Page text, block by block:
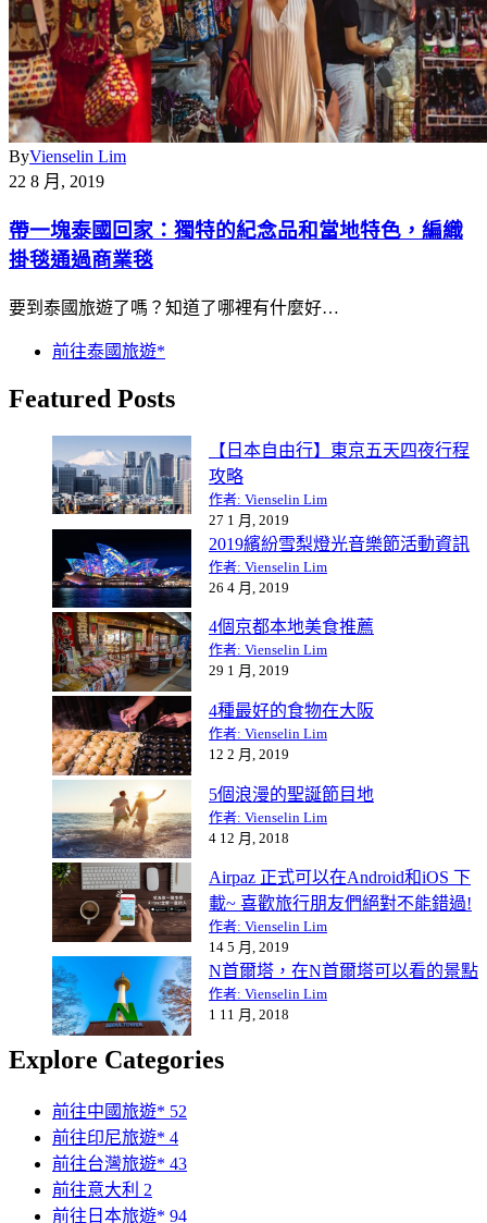
ByVienselin Lim
22 8 月, 2019
帶一塊泰國回家：獨特的紀念品和當地特色，編織
掛毯通過商業毯
要到泰國旅遊了嗎？知道了哪裡有什麼好…
前往泰國旅遊*
Featured Posts
【日本自由行】東京五天四夜行程
攻略
作者: Vienselin Lim
27 1 月, 2019
2019繽紛雪梨燈光音樂節活動資訊
作者: Vienselin Lim
26 4 月, 2019
4個京都本地美食推薦
作者: Vienselin Lim
29 1 月, 2019
4種最好的食物在大阪
作者: Vienselin Lim
12 2 月, 2019
5個浪漫的聖誕節目地
作者: Vienselin Lim
4 12 月, 2018
Airpaz 正式可以在Android和iOS 下
載~ 喜歡旅行朋友們絕對不能錯過!
作者: Vienselin Lim
14 5 月, 2019
N首爾塔，在N首爾塔可以看的景點
作者: Vienselin Lim
1 11 月, 2018
Explore Categories
前往中國旅遊* 52
前往印尼旅遊* 4
前往台灣旅遊* 43
前往意大利 2
前往日本旅遊* 94